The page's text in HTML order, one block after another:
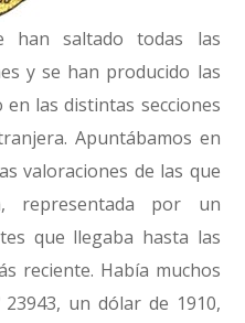
han saltado todas las
y se han producido las
las distintas secciones
Apuntábamos en
valoraciones de las que
representada por un
que llegaba hasta las
reciente. Había muchos
un dólar de 1910,